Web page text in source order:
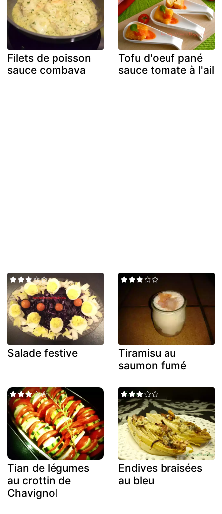
Filets de poisson
sauce combava
Tofu d'oeuf pané
sauce tomate à l'ail
Salade festive
Tiramisu au
saumon fumé
Tian de légumes
au crottin de
Chavignol
Endives braisées
au bleu